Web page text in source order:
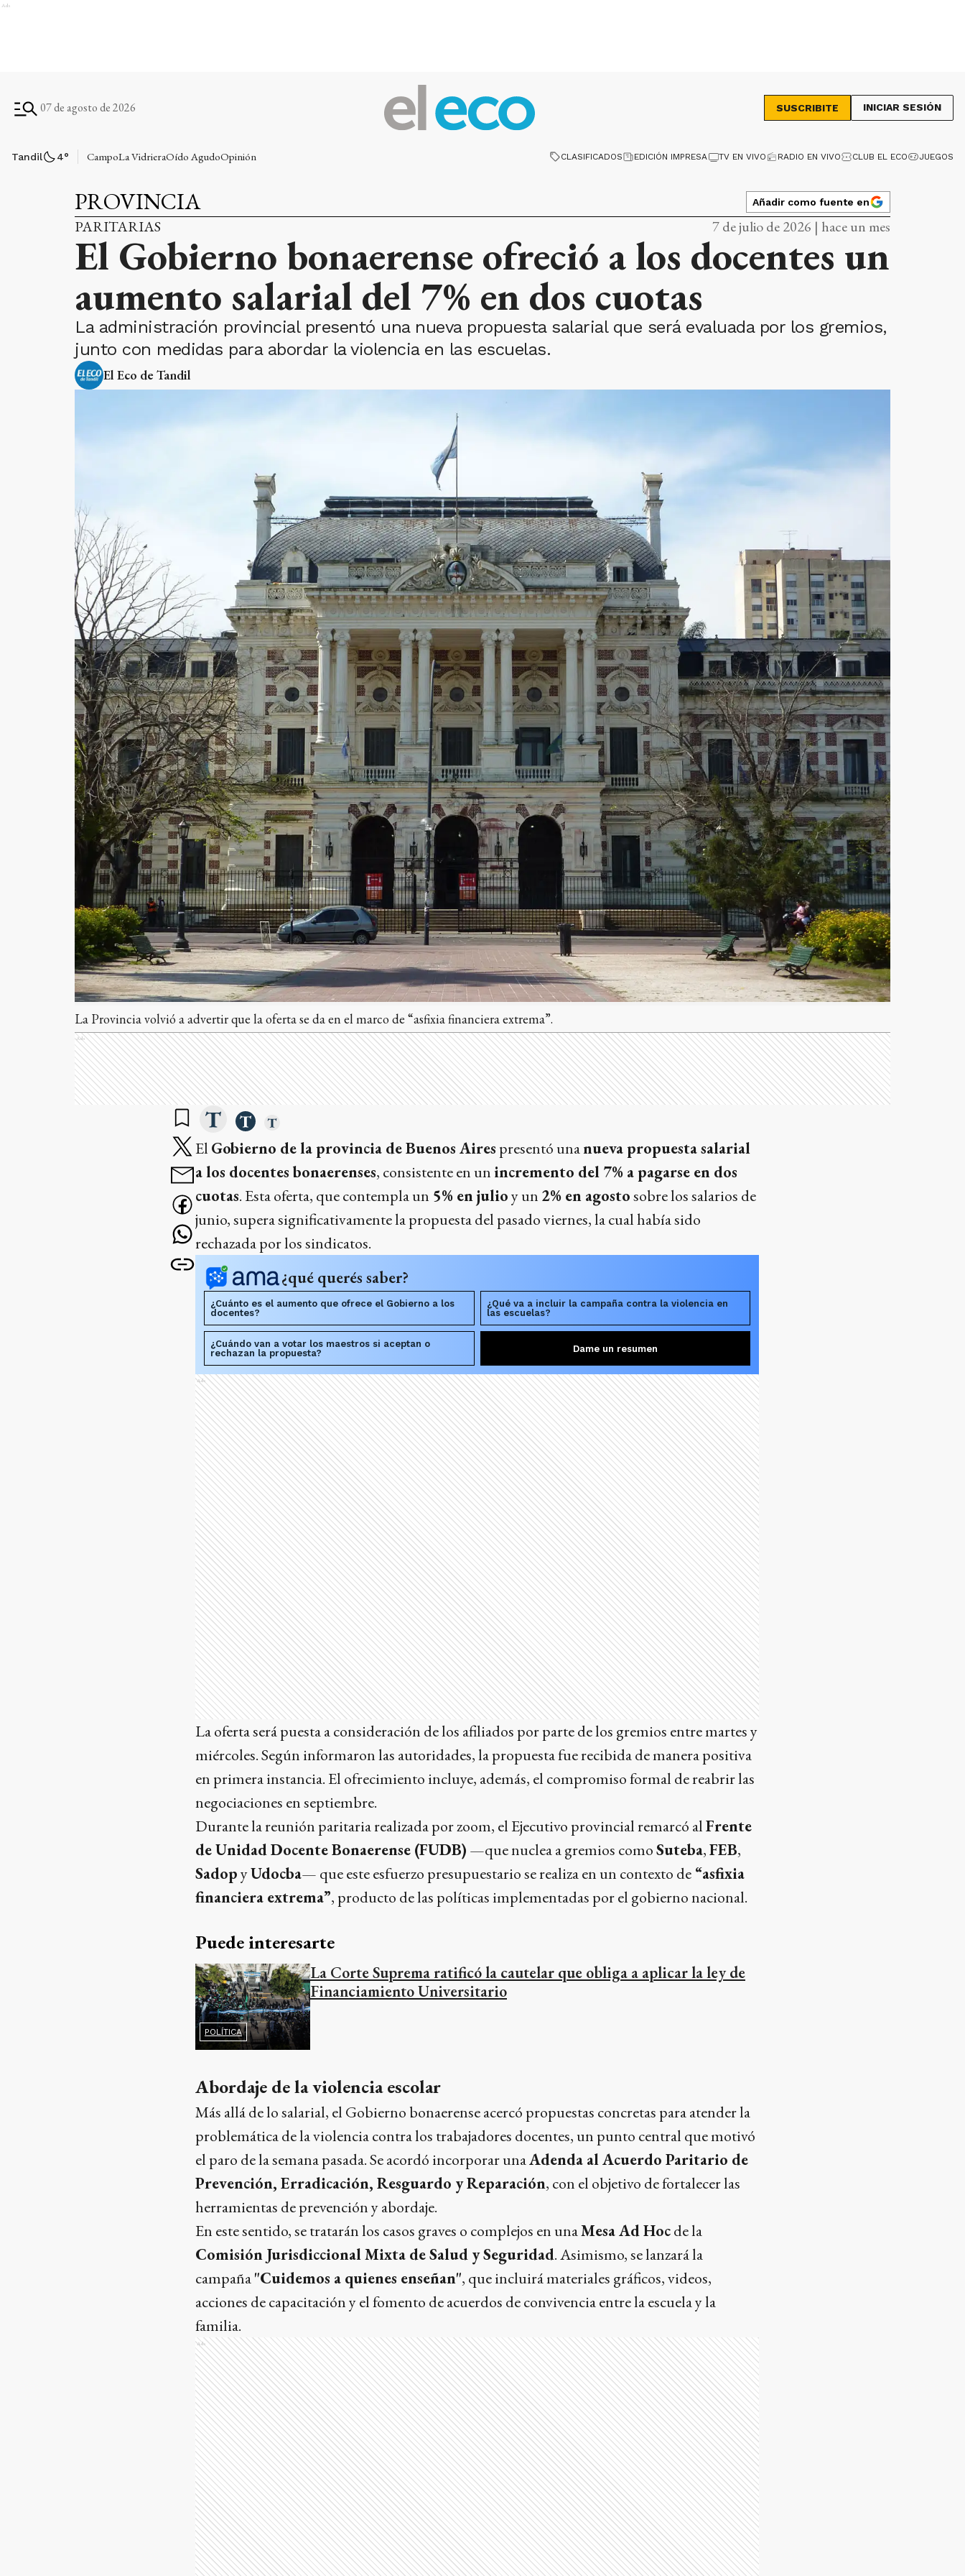
Ads
07 de agosto de 2026 SUSCRIBITE INICIAR SESIÓN
Tandil 4° CampoLa VidrieraOído AgudoOpinión CLASIFICADOS EDICIÓN IMPRESA TV EN VIVO RADIO EN VIVO CLUB EL ECO JUEGOS
PROVINCIA Añadir como fuente en
PARITARIAS 7 de julio de 2026 | hace un mes
El Gobierno bonaerense ofreció a los docentes un
aumento salarial del 7% en dos cuotas
La administración provincial presentó una nueva propuesta salarial que será evaluada por los gremios,
junto con medidas para abordar la violencia en las escuelas.
El Eco de Tandil
La Provincia volvió a advertir que la oferta se da en el marco de “asfixia financiera extrema”.
Ads
El Gobierno de la provincia de Buenos Aires presentó unanueva propuesta salarial
a los docentes bonaerenses, consistente en un incremento del 7% a pagarse en dos
cuotas. Esta oferta, que contempla un 5% en julioy un 2% en agostosobre los salarios de
junio, supera significativamente la propuesta del pasado viernes, la cual había sido
rechazada por los sindicatos.
¿qué querés saber?
¿Cuánto es el aumento que ofrece el Gobierno a los
docentes?
¿Qué va a incluir la campaña contra la violencia en
las escuelas?
¿Cuándo van a votar los maestros si aceptan o
rechazan la propuesta?
Dame un resumen
Ads
La oferta será puesta a consideración de los afiliados por parte de los gremios entre martes y
miércoles. Según informaron las autoridades, la propuesta fue recibida de manera positiva
en primera instancia. El ofrecimiento incluye, además, el compromiso formal de reabrir las
negociaciones en septiembre.
Durante la reunión paritaria realizada por zoom, el Ejecutivo provincial remarcó alFrente
de Unidad Docente Bonaerense (FUDB) —que nuclea a gremios comoSuteba,FEB,
SadopyUdocba— que este esfuerzo presupuestario se realiza en un contexto de “asfixia
financiera extrema”, producto de las políticas implementadas por el gobierno nacional.
Puede interesarte
POLÍTICA
La Corte Suprema ratificó la cautelar que obliga a aplicar la ley de
Financiamiento Universitario
Abordaje de la violencia escolar
Más allá de lo salarial, el Gobierno bonaerense acercó propuestas concretas para atender la
problemática de la violencia contra los trabajadores docentes, un punto central que motivó
el paro de la semana pasada. Se acordó incorporar unaAdenda al Acuerdo Paritario de
Prevención, Erradicación, Resguardo y Reparación, con el objetivo de fortalecer las
herramientas de prevención y abordaje.
En este sentido, se tratarán los casos graves o complejos en unaMesa Ad Hocde la
Comisión Jurisdiccional Mixta de Salud y Seguridad. Asimismo, se lanzará la
campaña"Cuidemos a quienes enseñan", que incluirá materiales gráficos, videos,
acciones de capacitación y el fomento de acuerdos de convivencia entre la escuela y la
familia.
Ads